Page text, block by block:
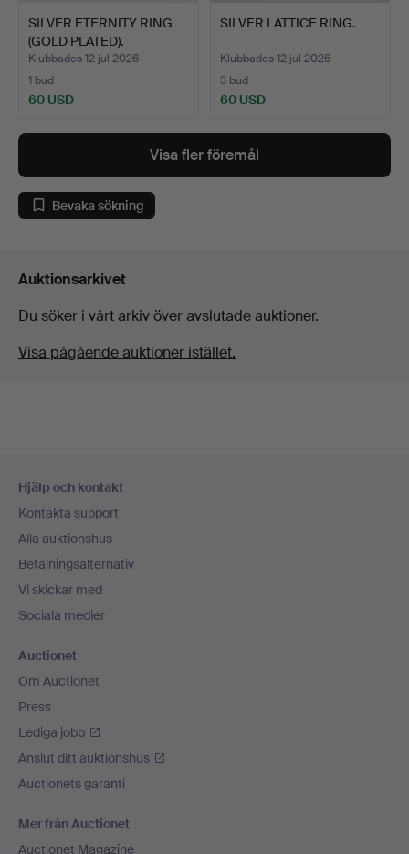
SILVER ETERNITY RING
(GOLD PLATED).
Klubbades 12 jul 2026
1 bud
60 USD
SILVER LATTICE RING.
Klubbades 12 jul 2026
3 bud
60 USD
Visa fler föremål
Bevaka sökning
Auktionsarkivet
Du söker i vårt arkiv över avslutade auktioner.
Visa pågående auktioner istället.
Hjälp och kontakt
Kontakta support
Alla auktionshus
Betalningsalternativ
Vi skickar med
Sociala medier
Auctionet
Om Auctionet
Press
Lediga jobb
Anslut ditt auktionshus
Auctionets garanti
Mer från Auctionet
Auctionet Magazine